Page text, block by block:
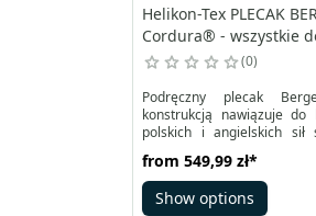
Helikon-Tex PLECAK
Cordura® - wszystkie
0
Podręczny plecak
konstrukcją nawiązuje do
polskich i angielskich sił
klamrami z zabudowaną
litrów. Jego zadaniem
wyposażenie na
from 549,99 zł*
Show options